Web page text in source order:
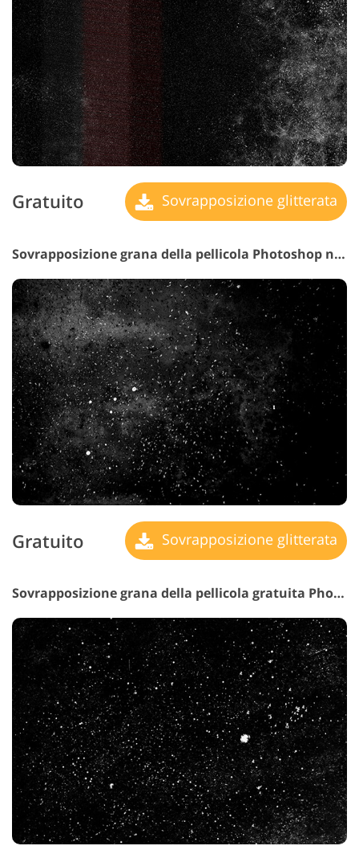
Gratuito Sovrapposizione glitterata
Sovrapposizione grana della pellicola Photoshop n. 26 "Lyrical Regrets"
Gratuito Sovrapposizione glitterata
Sovrapposizione grana della pellicola gratuita Photoshop #27 "Fractured Impressions"